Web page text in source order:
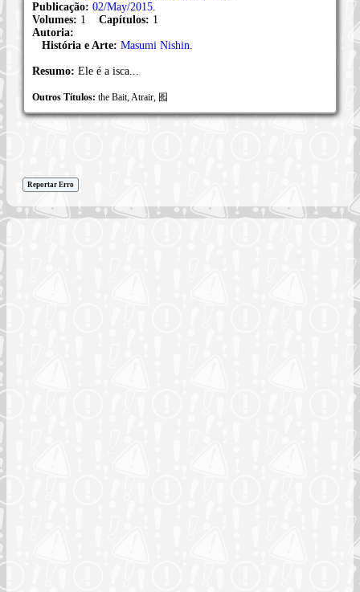
Publicação: 02/May/2015
Volumes: 1 Capítulos: 1
Autoria:
História e Arte: Masumi Nishin
Resumo: Ele é a isca...
Outros Títulos: the Bait, Atrair, 囮
Reportar Erro